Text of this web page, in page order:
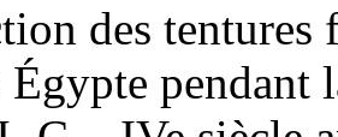
des tentures
pendant